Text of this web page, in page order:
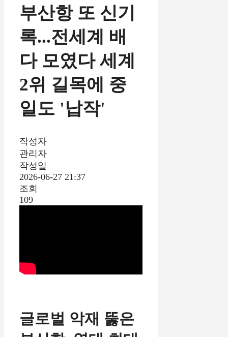
부산항 또 신기
록...전세계 배
다 모였다 세계
2위 길목에 중
일도 '납작'
작성자
관리자
작성일
2026-06-27 21:37
조회
109
글로벌 악재 뚫은